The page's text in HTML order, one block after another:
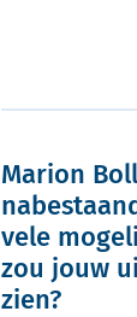
Marion
vele
zou jouw
zien?